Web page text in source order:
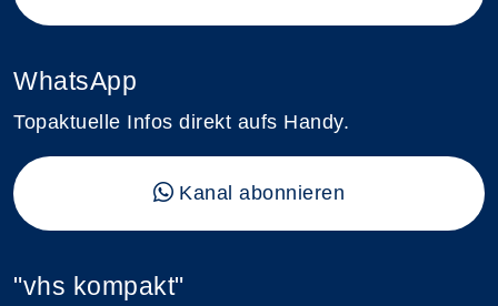
WhatsApp
Topaktuelle Infos direkt aufs Handy.
Kanal abonnieren
"vhs kompakt"